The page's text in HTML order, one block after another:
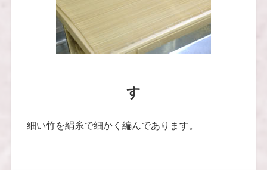
す
細い竹を絹糸で細かく編んであります。